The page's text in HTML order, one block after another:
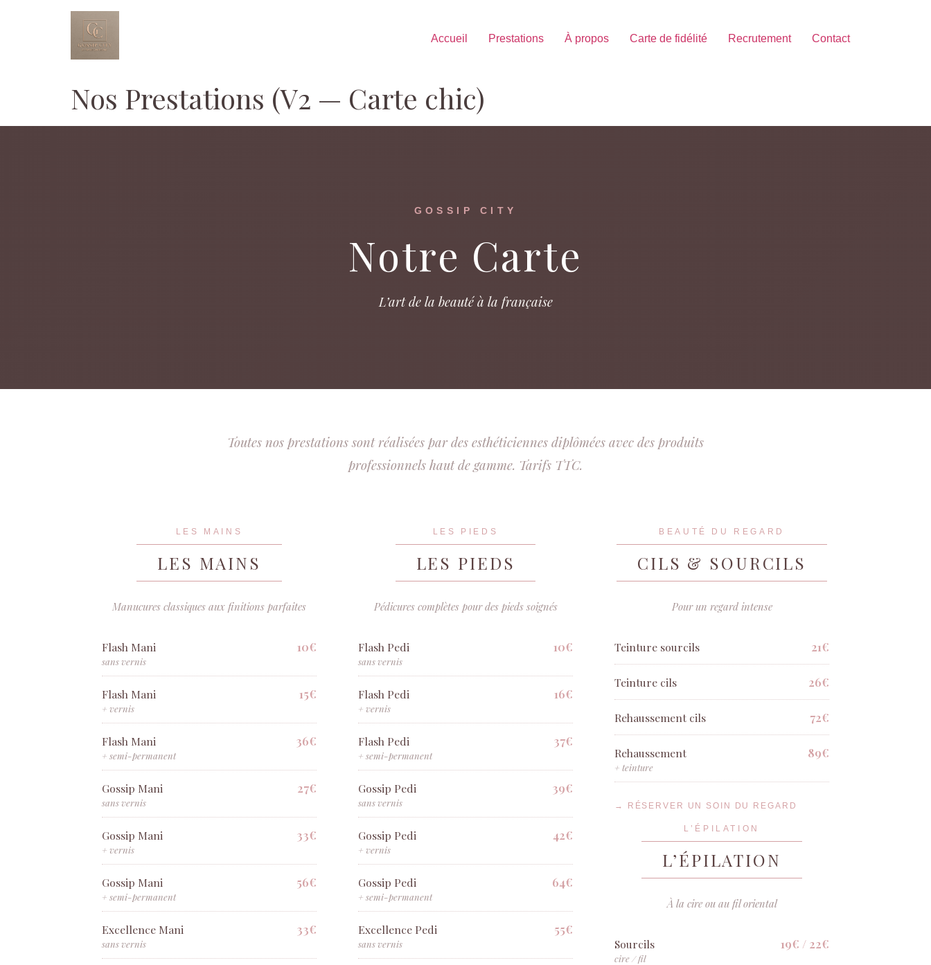
Accueil Prestations À propos Carte de fidélité Recrutement Contact
Nos Prestations (V2 — Carte chic)
GOSSIP CITY
Notre Carte
L’art de la beauté à la française
Toutes nos prestations sont réalisées par des esthéticiennes diplômées avec des produits
professionnels haut de gamme. Tarifs TTC.
LES MAINS
LES MAINS
Manucures classiques aux finitions parfaites
Flash Mani
sans vernis
10€
Flash Mani
+ vernis
15€
Flash Mani
+ semi-permanent
36€
Gossip Mani
sans vernis
27€
Gossip Mani
+ vernis
33€
Gossip Mani
+ semi-permanent
56€
Excellence Mani
sans vernis
33€
LES PIEDS
LES PIEDS
Pédicures complètes pour des pieds soignés
Flash Pedi
sans vernis
10€
Flash Pedi
+ vernis
16€
Flash Pedi
+ semi-permanent
37€
Gossip Pedi
sans vernis
39€
Gossip Pedi
+ vernis
42€
Gossip Pedi
+ semi-permanent
64€
Excellence Pedi
sans vernis
55€
BEAUTÉ DU REGARD
CILS & SOURCILS
Pour un regard intense
Teinture sourcils 21€
Teinture cils 26€
Rehaussement cils 72€
Rehaussement
+ teinture
89€
→ RÉSERVER UN SOIN DU REGARD
L’ÉPILATION
L’ÉPILATION
À la cire ou au fil oriental
Sourcils
cire / fil
19€ / 22€